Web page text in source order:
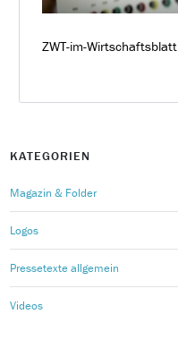
ZWT-im-Wirtschaftsblatt
KATEGORIEN
Magazin & Folder
Logos
Pressetexte allgemein
Videos